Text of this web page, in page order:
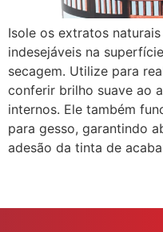
Isole os extratos
indesejáveis na
secagem. Utilize para
conferir brilho suave ao
internos. Ele também
para gesso, garantindo
adesão da tinta de